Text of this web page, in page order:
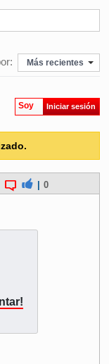
Más recientes
Soy Iniciar sesión
0